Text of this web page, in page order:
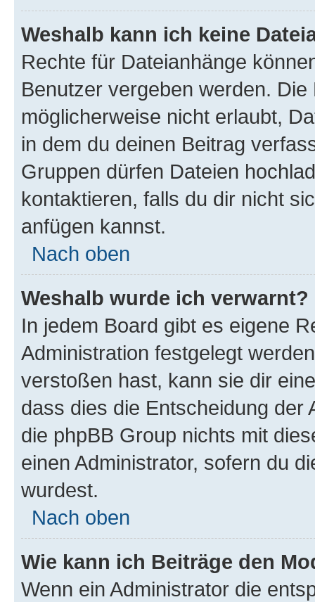
Weshalb kann ich keine
Rechte für Dateianhänge
Benutzer vergeben werden.
möglicherweise nicht erlaubt,
in dem du deinen Beitrag
Gruppen dürfen Dateien
kontaktieren, falls du dir nicht
anfügen kannst.
Nach oben
Weshalb wurde ich verwarnt?
In jedem Board gibt es eigene
Administration festgelegt
verstoßen hast, kann sie dir
dass dies die Entscheidung der
die phpBB Group nichts mit
einen Administrator, sofern du
wurdest.
Nach oben
Wie kann ich Beiträge den
Wenn ein Administrator die